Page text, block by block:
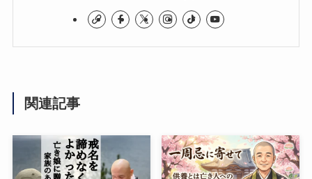
関連記事